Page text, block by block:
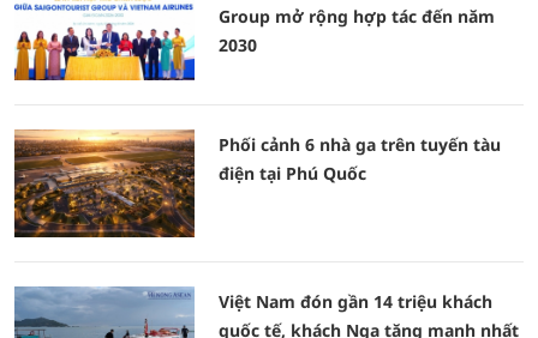
Group mở rộng hợp tác đến năm
2030
Phối cảnh 6 nhà ga trên tuyến tàu
điện tại Phú Quốc
Việt Nam đón gần 14 triệu khách
quốc tế, khách Nga tăng mạnh nhất